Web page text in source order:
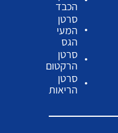
הכבד
סרטן
המעי
הגס
סרטן
הרקטום
סרטן
הריאות